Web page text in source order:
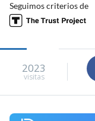
Seguimos criterios de
2023
visitas